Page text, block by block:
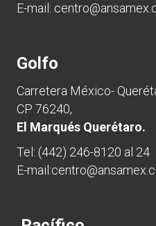
E-mail:
Golfo
Carretera México-
CP 76240,
El Marqués Querétaro.
Tel: (442) 246-8120 al 24
E-mail: